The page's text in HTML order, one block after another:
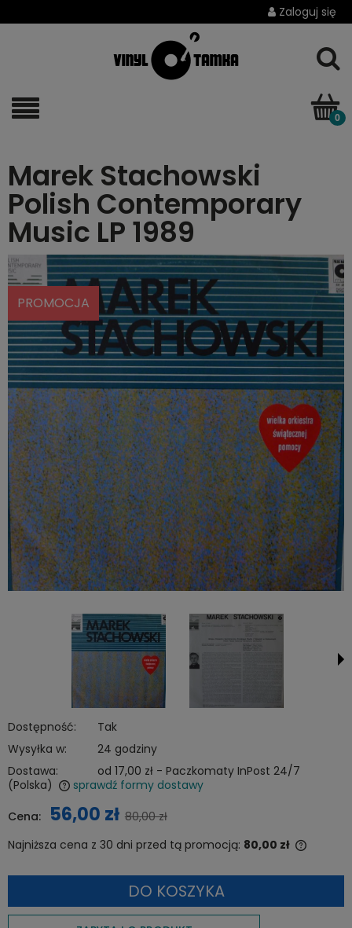
Zaloguj się
Marek Stachowski
Polish Contemporary
Music LP 1989
PROMOCJA
Dostępność:
Tak
Wysyłka w:
24 godziny
Dostawa:
od 17,00 zł - Paczkomaty InPost 24/7
(Polska)
sprawdź formy dostawy
Cena:
56,00 zł 80,00 zł
Najniższa cena z 30 dni przed tą promocją: 80,00 zł
niż 30
pojawił
DO KOSZYKA